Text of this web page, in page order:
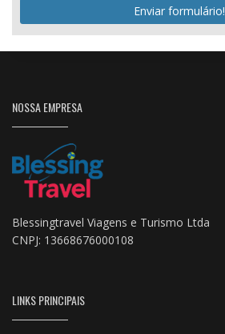
Enviar formulário!
NOSSA EMPRESA
Blessingtravel Viagens e Turismo Ltda
CNPJ: 13668676000108
LINKS PRINCIPAIS